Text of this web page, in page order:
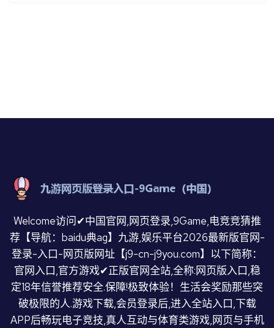
Welcome访问✔中国官网,网页登录,9Game,电竞竞猜推
荐【导航：baidu典ag】九游,娱乐平台2026最新版官网-
登录-入口-网页版网址【j9-cn-j9you.com】以下简称：
官网入口,官方游戏✔正版官网全站,全称:网页版入口,稳
定18年信誉推荐安全.保障!极致体验！生活会奖励那些突
破极限的人.游戏下载,会员登录后,进入全站入口,下载
APP后畅玩电子竞技,真人互动与体育类游戏,网页与手机